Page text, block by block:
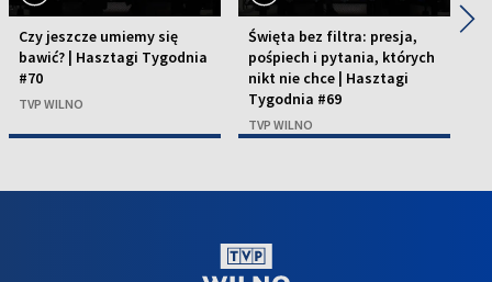
Czy jeszcze umiemy się
bawić? | Hasztagi Tygodnia
#70
TVP WILNO
Święta bez filtra: presja,
pośpiech i pytania, których
nikt nie chce | Hasztagi
Tygodnia #69
TVP WILNO
▶